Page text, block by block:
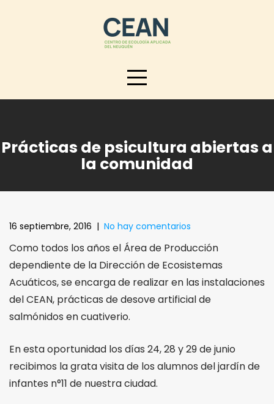
Prácticas de psicultura abiertas a
la comunidad
16 septiembre, 2016 | No hay comentarios
Como todos los años el Área de Producción
dependiente de la Dirección de Ecosistemas
Acuáticos, se encarga de realizar en las instalaciones
del CEAN, prácticas de desove artificial de
salmónidos en cuativerio.
En esta oportunidad los días 24, 28 y 29 de junio
recibimos la grata visita de los alumnos del jardín de
infantes n°11 de nuestra ciudad.